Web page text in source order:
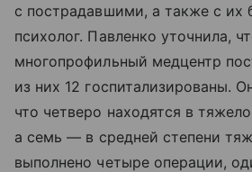
с пострадавшими, а также с их
психолог. Павленко уточнила,
многопрофильный медцентр
из них 12 госпитализированы.
что четверо находятся в
а семь — в средней степени
выполнено четыре операции,